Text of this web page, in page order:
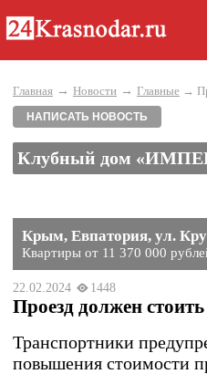
Главная → Новости → Главные →
НАПИСАТЬ НОВОСТЬ
Клубный дом
Крым, Евпатория, ул.
Квартиры от 11 370 000
22.02.2024 1448
Проезд должен
Транспортники
повышения стоимости